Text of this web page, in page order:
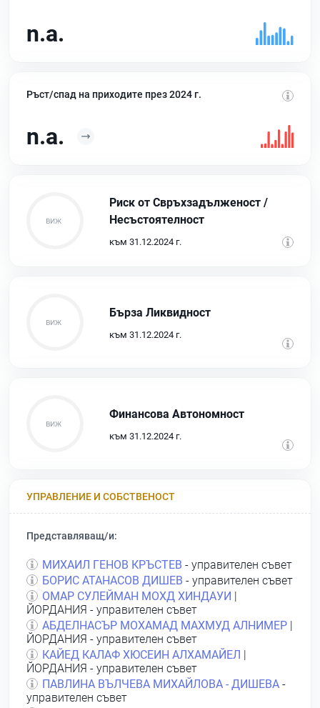
n.a.
Ръст/спад на приходите през 2024 г.
n.a.
Риск от Свръхзадълженост /
Несъстоятелност
към 31.12.2024 г.
Бърза Ликвидност
към 31.12.2024 г.
Финансова Автономност
към 31.12.2024 г.
УПРАВЛЕНИЕ И СОБСТВЕНОСТ
Представляващ/и:
МИХАИЛ ГЕНОВ КРЪСТЕВ - управителен съвет
БОРИС АТАНАСОВ ДИШЕВ - управителен съвет
ОМАР СУЛЕЙМАН МОХД ХИНДАУИ
ЙОРДАНИЯ - управителен съвет
АБДЕЛНАСЪР МОХАМАД МАХМУД АЛНИМЕР
ЙОРДАНИЯ - управителен съвет
КАЙЕД КАЛАФ ХЮСЕИН АЛХАМАЙЕЛ
ЙОРДАНИЯ - управителен съвет
ПАВЛИНА ВЪЛЧЕВА МИХАЙЛОВА - ДИШЕВА -
управителен съвет